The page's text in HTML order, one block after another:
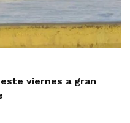
viernes a gran